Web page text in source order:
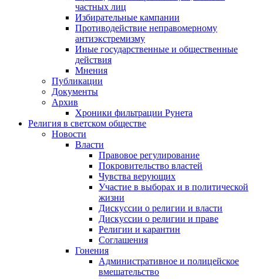
частных лиц
Избирательные кампании
Противодействие неправомерному
антиэкстремизму
Иные государственные и общественные
действия
Мнения
Публикации
Документы
Архив
Хроники фильтрации Рунета
Религия в светском обществе
Новости
Власти
Правовое регулирование
Покровительство властей
Чувства верующих
Участие в выборах и в политической
жизни
Дискуссии о религии и власти
Дискуссии о религии и праве
Религии и карантин
Соглашения
Гонения
Административное и полицейское
вмешательство